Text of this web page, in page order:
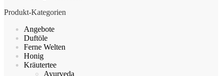
Produkt-Kategorien
Angebote
Duftöle
Ferne Welten
Honig
Kräutertee
Ayurveda